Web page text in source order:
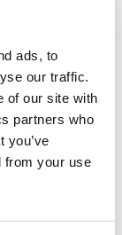
ads, to
our traffic.
of our site with
partners who
you’ve
from your use
Schaltgetriebe
Benzin
08/2022
33.510 km